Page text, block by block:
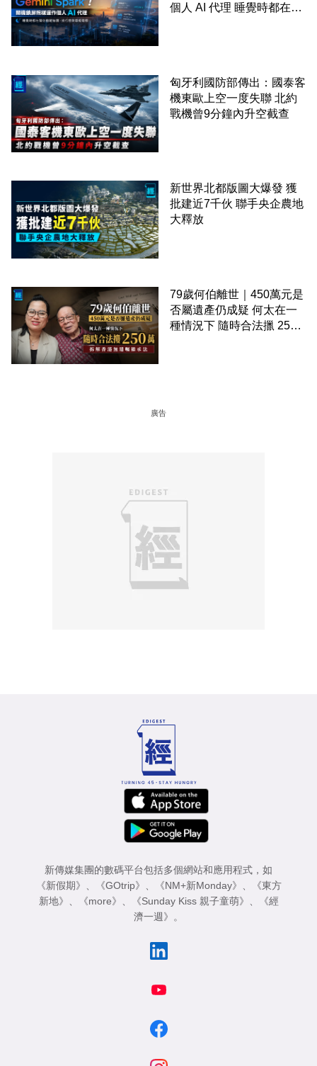
個人 AI 代理 睡覺時都在幫
匈牙利國防部傳出：國泰客
機東歐上空一度失聯 北約
戰機曾9分鐘內升空截查
新世界北都版圖大爆發 獲
批建近7千伙 聯手央企農地
大釋放
79歲何伯離世｜450萬元是
否屬遺產仍成疑 何太在一
種情況下 隨時合法擸 250
廣告
新傳媒集團的數碼平台包括多個網站和應用程式，如
《新假期》
《GOtrip》 《NM+新Monday》
《東方
新地》
《more》 《Sunday Kiss 親子童萌》
《經
濟一週》
。